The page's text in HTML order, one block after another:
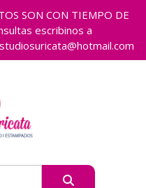
SON CON TIEMPO DE
escribinos a